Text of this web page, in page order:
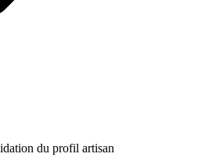
du profil artisan